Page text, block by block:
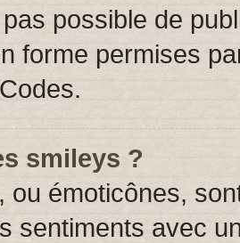
pas possible de
forme permises
smileys ?
ou émoticônes,
sentiments avec